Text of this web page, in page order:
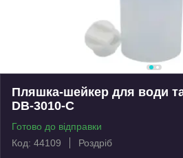
Пляшка-шейкер для води
DB-3010-С
Готово до відправки
Код: 44109
Роздріб